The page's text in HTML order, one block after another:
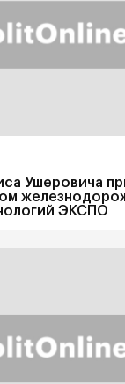
Ушеровича
ЭКСПО